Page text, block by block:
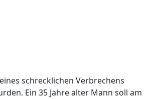
schrecklichen Verbrechens
Ein 35 Jahre alter Mann soll am